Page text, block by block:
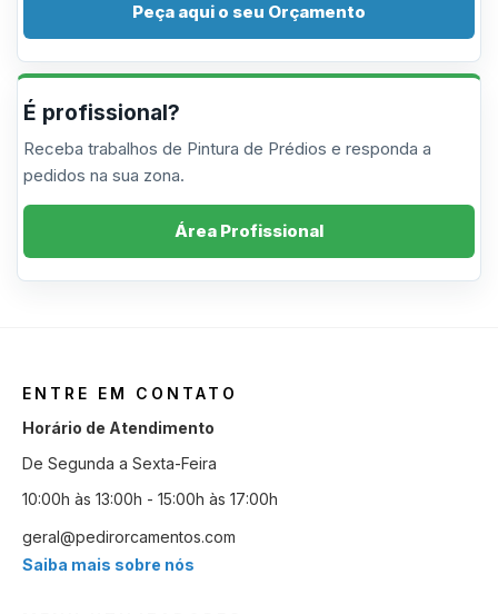
Peça aqui o seu Orçamento
É profissional?
Receba trabalhos de Pintura de Prédios e responda a
pedidos na sua zona.
Área Profissional
ENTRE EM CONTATO
Horário de Atendimento
De Segunda a Sexta-Feira
10:00h às 13:00h - 15:00h às 17:00h
geral@pedirorcamentos.com
Saiba mais sobre nós